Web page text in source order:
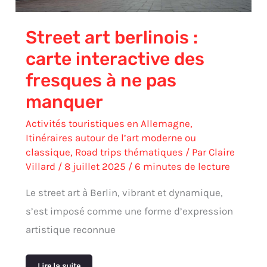
Street art berlinois :
carte interactive des
fresques à ne pas
manquer
Activités touristiques en Allemagne,
Itinéraires autour de l’art moderne ou
classique, Road trips thématiques / ParClaire
Villard / 8 juillet 2025 /6 minutes de lecture
Le street art à Berlin, vibrant et dynamique,
s’est imposé comme une forme d’expression
artistique reconnue